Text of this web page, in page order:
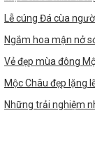
Lễ cúng Đá cùa
Ngắm hoa mận nở
Vẻ đẹp mùa đông
Mộc Châu đẹp lặng
Những trải nghiệm